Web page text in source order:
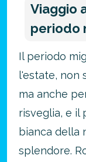
Viaggio
periodo
Il periodo
l'estate, non
ma anche
risveglia, e il
bianca della
splendore.